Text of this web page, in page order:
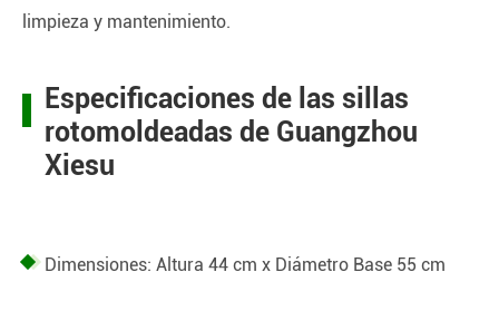
limpieza y mantenimiento.
Especificaciones de las sillas
rotomoldeadas de Guangzhou
Xiesu
Dimensiones: Altura 44 cm x Diámetro Base 55 cm